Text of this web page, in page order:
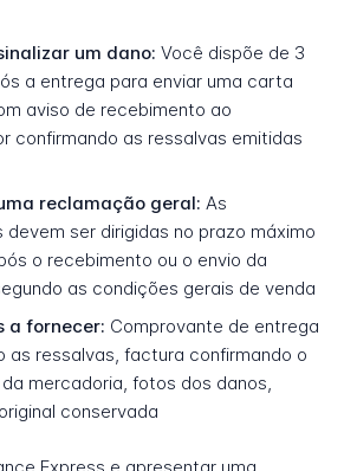
um dano: Você dispõe de 3
a entrega para enviar uma carta
aviso de recebimento ao
confirmando as ressalvas emitidas
reclamação geral: As
devem ser dirigidas no prazo máximo
o recebimento ou o envio da
as condições gerais de venda
a fornecer: Comprovante de entrega
as ressalvas, factura confirmando o
mercadoria, fotos dos danos,
conservada